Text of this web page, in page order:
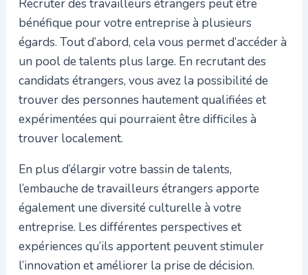
Recruter des travailleurs étrangers peut être
bénéfique pour votre entreprise à plusieurs
égards. Tout d’abord, cela vous permet d’accéder à
un pool de talents plus large. En recrutant des
candidats étrangers, vous avez la possibilité de
trouver des personnes hautement qualifiées et
expérimentées qui pourraient être difficiles à
trouver localement.
En plus d’élargir votre bassin de talents,
l’embauche de travailleurs étrangers apporte
également une diversité culturelle à votre
entreprise. Les différentes perspectives et
expériences qu’ils apportent peuvent stimuler
l’innovation et améliorer la prise de décision.